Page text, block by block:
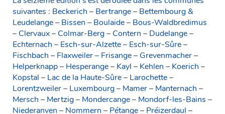
suivantes : Beckerich – Bertrange – Bettembourg &
Leudelange – Bissen – Boulaide – Bous-Waldbredimus
– Clervaux – Colmar-Berg – Contern – Dudelange –
Echternach – Esch-sur-Alzette – Esch-sur-Sûre –
Fischbach – Flaxweiler – Frisange – Grevenmacher –
Helperknapp – Hesperange – Kayl – Kehlen – Koerich –
Kopstal – Lac de la Haute-Sûre – Larochette –
Lorentzweiler – Luxembourg – Mamer – Manternach –
Mersch – Mertzig – Mondercange – Mondorf-les-Bains –
Niederanven – Nommern – Pétange – Préizerdaul –